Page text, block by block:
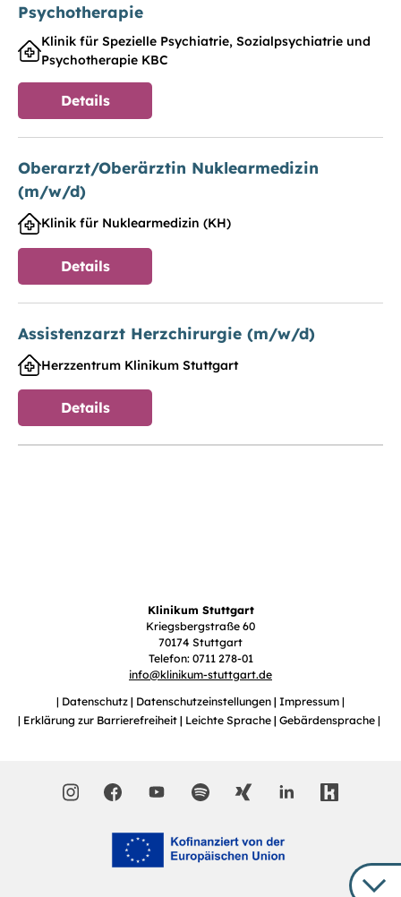
Psychotherapie
Klinik für Spezielle Psychiatrie, Sozialpsychiatrie und
Psychotherapie KBC
Details
Oberarzt/Oberärztin Nuklearmedizin
(m/w/d)
Klinik für Nuklearmedizin (KH)
Details
Assistenzarzt Herzchirurgie (m/w/d)
Herzzentrum Klinikum Stuttgart
Details
Klinikum Stuttgart
Kriegsbergstraße 60
70174 Stuttgart
Telefon: 0711 278-01
info@klinikum-stuttgart.de
Datenschutz
Datenschutzeinstellungen Impressum
Erklärung zur Barrierefreiheit
Leichte Sprache Gebärdensprache